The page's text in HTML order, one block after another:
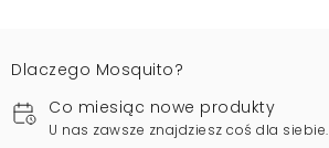
Dlaczego Mosquito?
Co miesiąc nowe produkty
U nas zawsze znajdziesz coś dla siebie.